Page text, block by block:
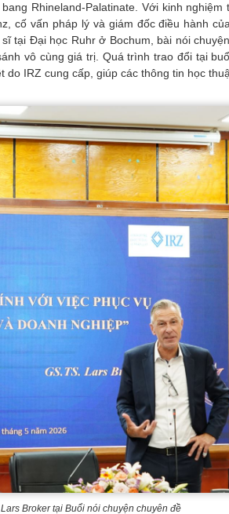
Rhineland-Palatinate. Với kinh
cố vấn pháp lý và giám đốc điều hành
tại Đại học Ruhr ở Bochum, bài nói
vô cùng giá trị. Quá trình trao đổi tại
IRZ cung cấp, giúp các thông tin học
Lars Broker tại Buổi nói chuyện chuyên đề